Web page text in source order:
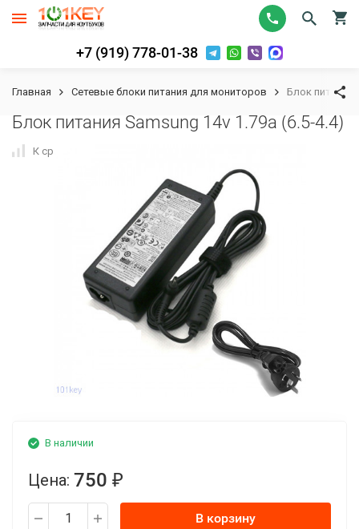
+7 (919) 778-01-38
Главная Сетевые блоки питания для мониторов Блок питания
Блок питания Samsung 14v 1.79a (6.5-4.4)
К сравнению
В наличии
Цена: 750 ₽
В корзину